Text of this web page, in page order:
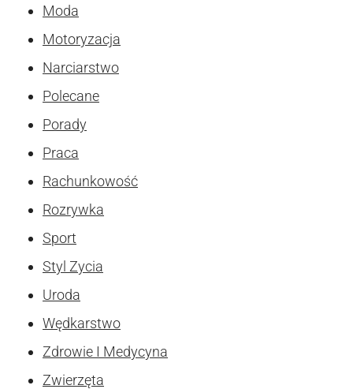
Moda
Motoryzacja
Narciarstwo
Polecane
Porady
Praca
Rachunkowość
Rozrywka
Sport
Styl Zycia
Uroda
Wędkarstwo
Zdrowie I Medycyna
Zwierzęta